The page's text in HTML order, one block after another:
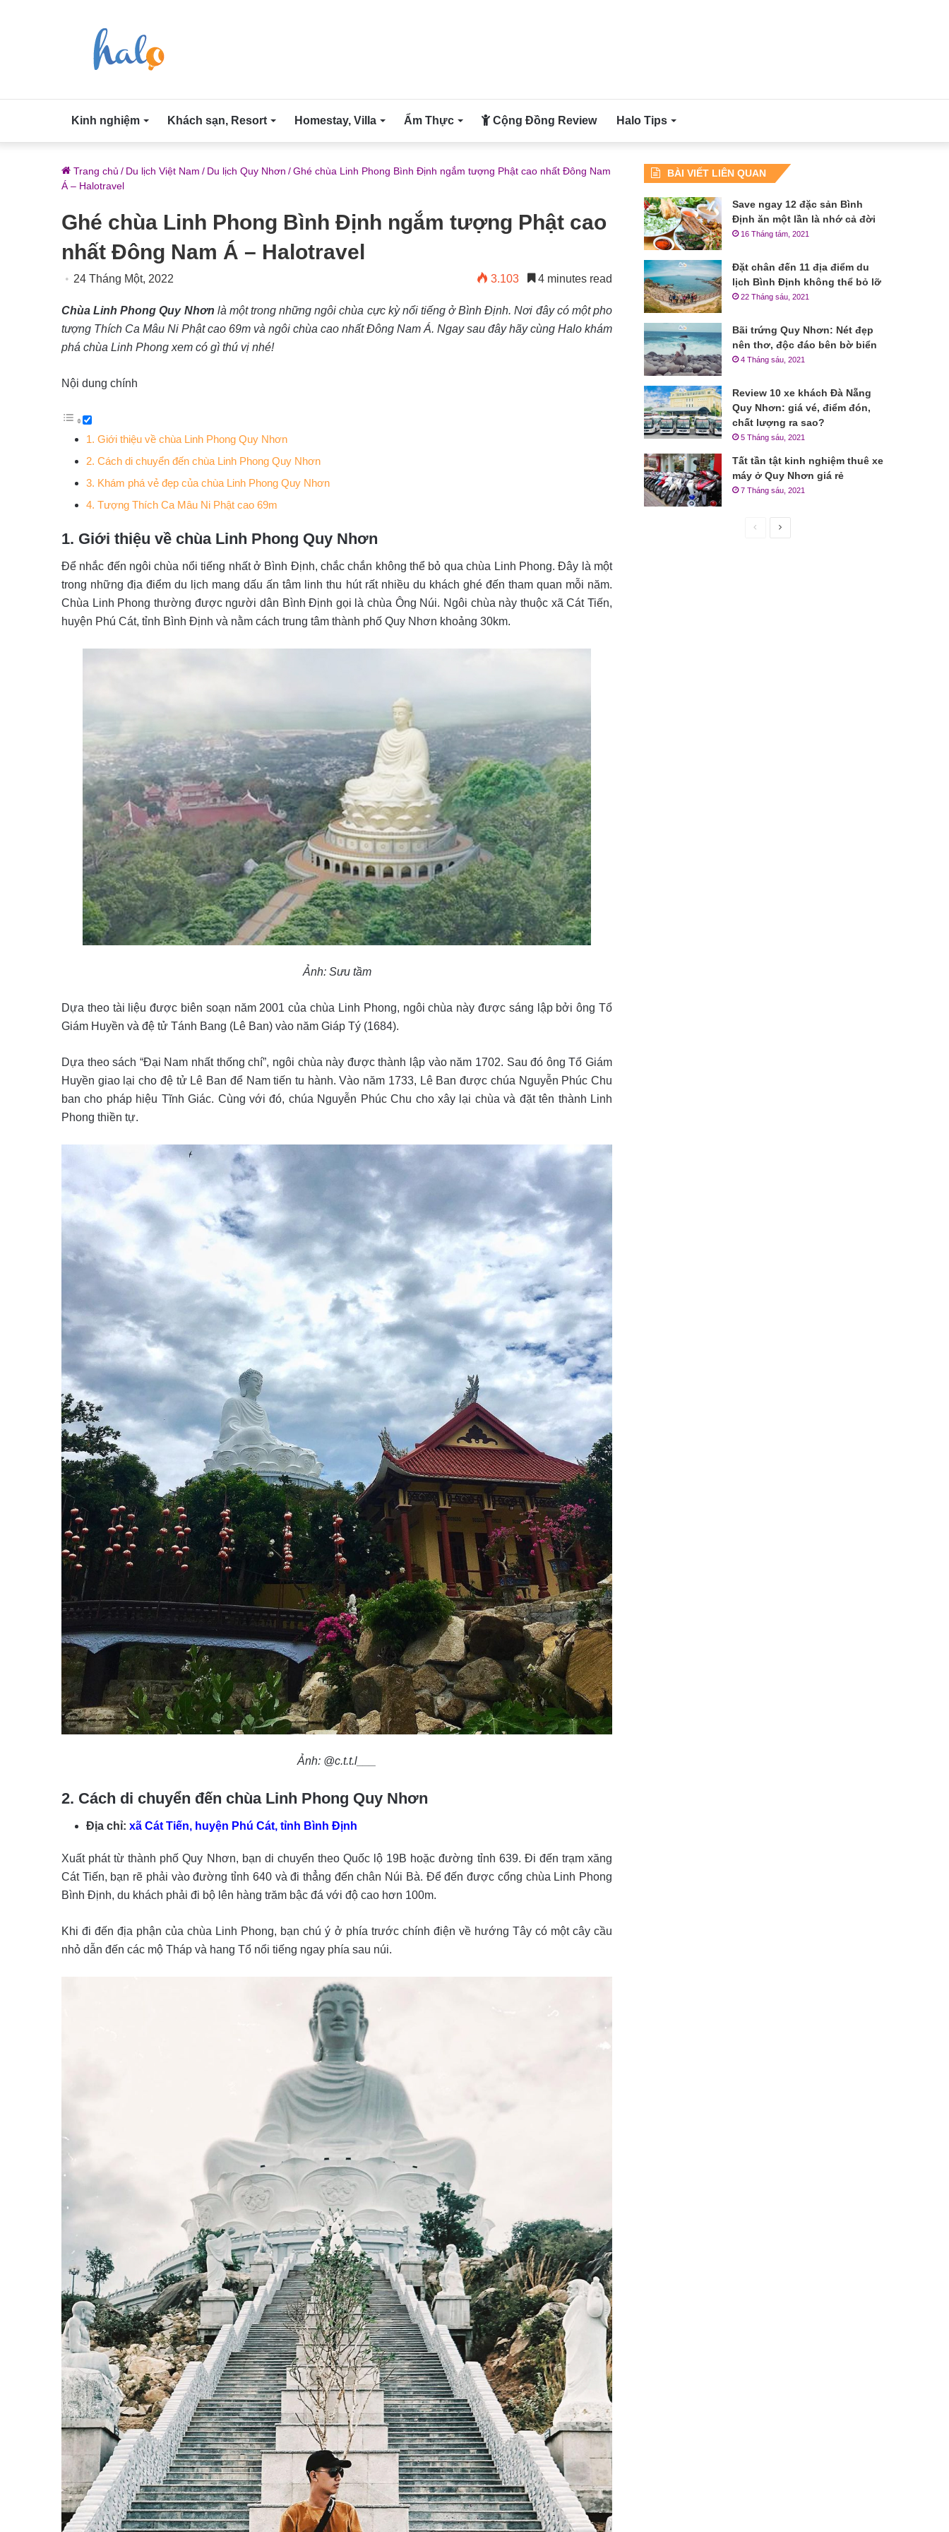
Kinh nghiệm Khách sạn, Resort Homestay, Villa Ẩm Thực Cộng Đồng Review Halo Tips
Trang chủ / Du lịch Việt Nam / Du lịch Quy Nhơn /Ghé chùa Linh Phong Bình Định ngắm tượng Phật cao nhất Đông Nam
Á – Halotravel
Ghé chùa Linh Phong Bình Định ngắm tượng Phật cao
nhất Đông Nam Á – Halotravel
24 Tháng Một, 2022 3.103 4 minutes read
Chùa Linh Phong Quy Nhơn là một trong những ngôi chùa cực kỳ nổi tiếng ở Bình Định. Nơi đây có một pho
tượng Thích Ca Mâu Ni Phật cao 69m và ngôi chùa cao nhất Đông Nam Á. Ngay sau đây hãy cùng Halo khám
phá chùa Linh Phong xem có gì thú vị nhé!
Nội dung chính
1. Giới thiệu về chùa Linh Phong Quy Nhơn
2. Cách di chuyển đến chùa Linh Phong Quy Nhơn
3. Khám phá vẻ đẹp của chùa Linh Phong Quy Nhơn
4. Tượng Thích Ca Mâu Ni Phật cao 69m
1. Giới thiệu về chùa Linh Phong Quy Nhơn
Để nhắc đến ngôi chùa nổi tiếng nhất ở Bình Định, chắc chắn không thể bỏ qua chùa Linh Phong. Đây là một
trong những địa điểm du lịch mang dấu ấn tâm linh thu hút rất nhiều du khách ghé đến tham quan mỗi năm.
Chùa Linh Phong thường được người dân Bình Định gọi là chùa Ông Núi. Ngôi chùa này thuộc xã Cát Tiến,
huyện Phú Cát, tỉnh Bình Định và nằm cách trung tâm thành phố Quy Nhơn khoảng 30km.
Ảnh: Sưu tầm
Dựa theo tài liệu được biên soạn năm 2001 của chùa Linh Phong, ngôi chùa này được sáng lập bởi ông Tổ
Giám Huyền và đệ tử Tánh Bang (Lê Ban) vào năm Giáp Tý (1684).
Dựa theo sách “Đại Nam nhất thống chí”, ngôi chùa này được thành lập vào năm 1702. Sau đó ông Tổ Giám
Huyền giao lại cho đệ tử Lê Ban để Nam tiến tu hành. Vào năm 1733, Lê Ban được chúa Nguyễn Phúc Chu
ban cho pháp hiệu Tĩnh Giác. Cùng với đó, chúa Nguyễn Phúc Chu cho xây lại chùa và đặt tên thành Linh
Phong thiền tự.
Ảnh: @c.t.t.l___
2. Cách di chuyển đến chùa Linh Phong Quy Nhơn
Địa chỉ: xã Cát Tiến, huyện Phú Cát, tỉnh Bình Định
Xuất phát từ thành phố Quy Nhơn, bạn di chuyển theo Quốc lộ 19B hoặc đường tỉnh 639. Đi đến trạm xăng
Cát Tiến, bạn rẽ phải vào đường tỉnh 640 và đi thẳng đến chân Núi Bà. Để đến được cổng chùa Linh Phong
Bình Định, du khách phải đi bộ lên hàng trăm bậc đá với độ cao hơn 100m.
Khi đi đến địa phận của chùa Linh Phong, bạn chú ý ở phía trước chính điện về hướng Tây có một cây cầu
nhỏ dẫn đến các mộ Tháp và hang Tổ nổi tiếng ngay phía sau núi.
BÀI VIẾT LIÊN QUAN
Save ngay 12 đặc sản Bình
Định ăn một lần là nhớ cả đời
16 Tháng tám, 2021
Đặt chân đến 11 địa điểm du
lịch Bình Định không thể bỏ lỡ
22 Tháng sáu, 2021
Bãi trứng Quy Nhơn: Nét đẹp
nên thơ, độc đáo bên bờ biển
4 Tháng sáu, 2021
Review 10 xe khách Đà Nẵng
Quy Nhơn: giá vé, điểm đón,
chất lượng ra sao?
5 Tháng sáu, 2021
Tất tần tật kinh nghiệm thuê xe
máy ở Quy Nhơn giá rẻ
7 Tháng sáu, 2021
Trang